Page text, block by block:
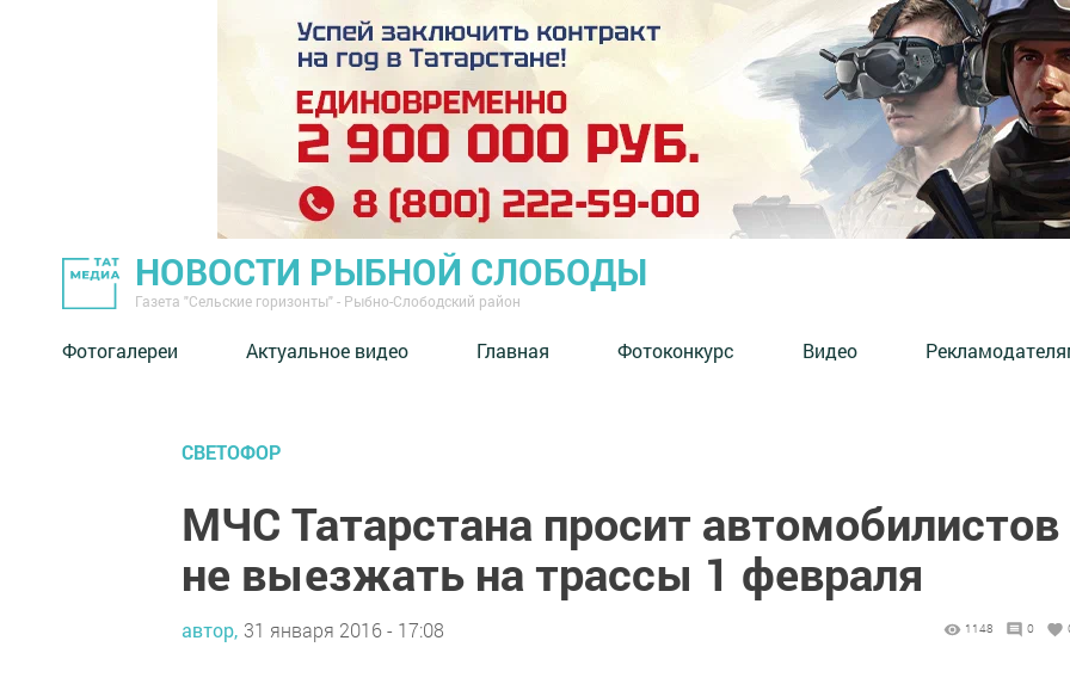
НОВОСТИ РЫБНОЙ СЛОБОДЫ
Газета "Сельские горизонты" - Рыбно-Слободский район
Фотогалереи Актуальное видео Главная Фотоконкурс Видео
СВЕТОФОР
МЧС Татарстана просит автомобилистов
не выезжать на трассы 1 февраля
автор, 31 января 2016 - 17:08 1148 0